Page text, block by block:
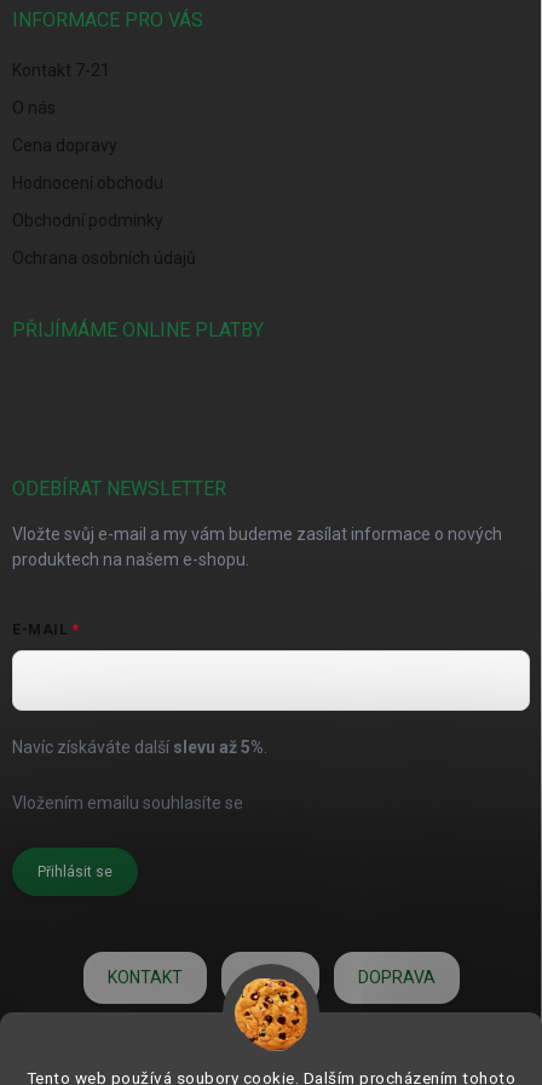
Tento web používá soubory cookie. Dalším procházením tohoto
INFORMACE PRO VÁS
Kontakt 7-21
O nás
Cena dopravy
Hodnocení obchodu
Obchodní podmínky
Ochrana osobních údajů
PŘIJÍMÁME ONLINE PLATBY
ODEBÍRAT NEWSLETTER
Vložte svůj e-mail a my vám budeme zasílat informace o nových
produktech na našem e-shopu.
E-MAIL
Navíc získáváte další slevu až5%.
Vložením emailu souhlasíte se
Přihlásit se
KONTAKT O NÁS DOPRAVA
HODNOCENÍ